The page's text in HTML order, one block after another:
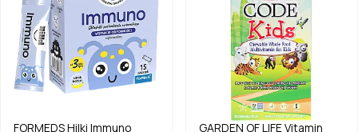
FORMEDS Hilki Immuno GARDEN OF LIFE Vitamin